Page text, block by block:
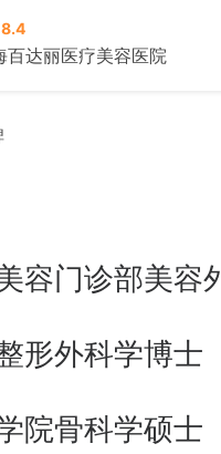
8.4
百达丽医疗美容医院
门诊部美容
外科学博士
骨科学硕士